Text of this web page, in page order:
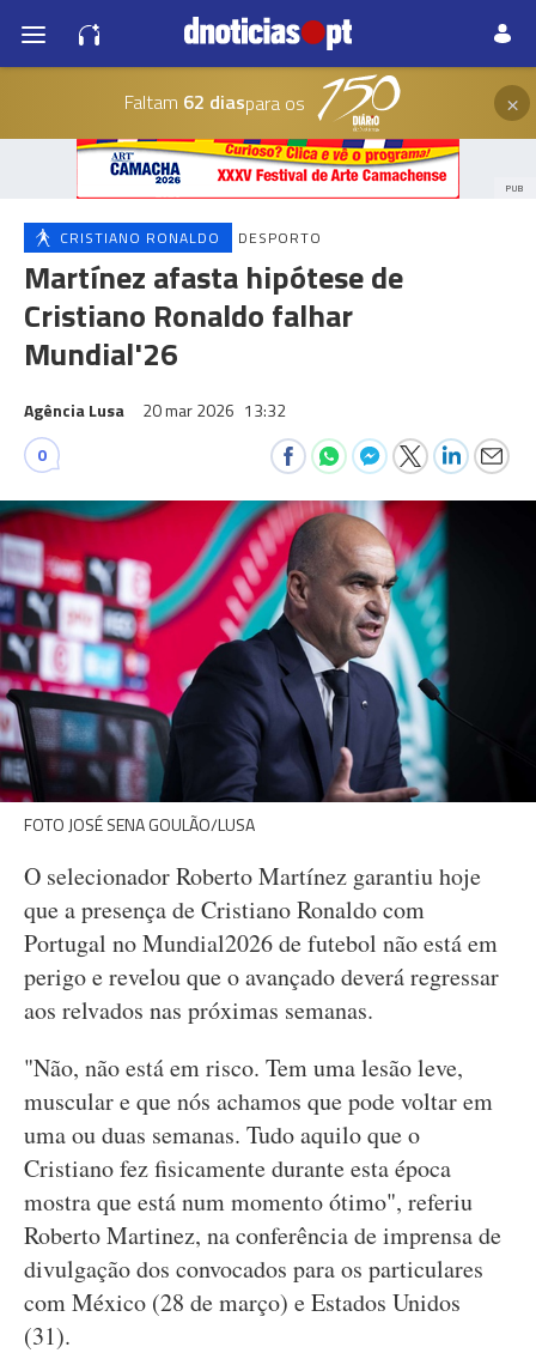
Faltam 62 diaspara os ×
PUB
CRISTIANO RONALDO DESPORTO
Martínez afasta hipótese de
Cristiano Ronaldo falhar
Mundial'26
Agência Lusa 20 mar 2026 13:32
0
FOTO JOSÉ SENA GOULÃO/LUSA
O selecionador Roberto Martínez garantiu hoje
que a presença de Cristiano Ronaldo com
Portugal no Mundial2026 de futebol não está em
perigo e revelou que o avançado deverá regressar
aos relvados nas próximas semanas.
"Não, não está em risco. Tem uma lesão leve,
muscular e que nós achamos que pode voltar em
uma ou duas semanas. Tudo aquilo que o
Cristiano fez fisicamente durante esta época
mostra que está num momento ótimo", referiu
Roberto Martinez, na conferência de imprensa de
divulgação dos convocados para os particulares
com México (28 de março) e Estados Unidos
(31).